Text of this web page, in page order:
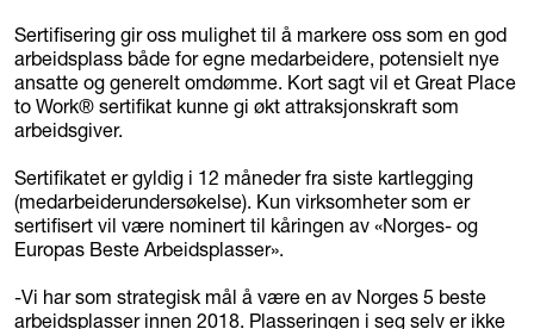
Sertifisering gir oss mulighet til å markere oss som en god
arbeidsplass både for egne medarbeidere, potensielt nye
ansatte og generelt omdømme. Kort sagt vil et Great Place
to Work® sertifikat kunne gi økt attraksjonskraft som
arbeidsgiver.
Sertifikatet er gyldig i 12 måneder fra siste kartlegging
(medarbeiderundersøkelse). Kun virksomheter som er
sertifisert vil være nominert til kåringen av «Norges- og
Europas Beste Arbeidsplasser».
-Vi har som strategisk mål å være en av Norges 5 beste
arbeidsplasser innen 2018. Plasseringen i seg selv er ikke